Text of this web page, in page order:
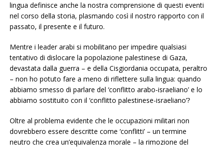
lingua definisce anche la nostra comprensione di questi eventi
nel corso della storia, plasmando così il nostro rapporto con il
passato, il presente e il futuro.
Mentre i leader arabi si mobilitano per impedire qualsiasi
tentativo di dislocare la popolazione palestinese di Gaza,
devastata dalla guerra – e della Cisgiordania occupata, peraltro
– non ho potuto fare a meno di riflettere sulla lingua: quando
abbiamo smesso di parlare del ‘conflitto arabo-israeliano’ e lo
abbiamo sostituito con il ‘conflitto palestinese-israeliano’?
Oltre al problema evidente che le occupazioni militari non
dovrebbero essere descritte come ‘conflitti’ – un termine
neutro che crea un’equivalenza morale – la rimozione del